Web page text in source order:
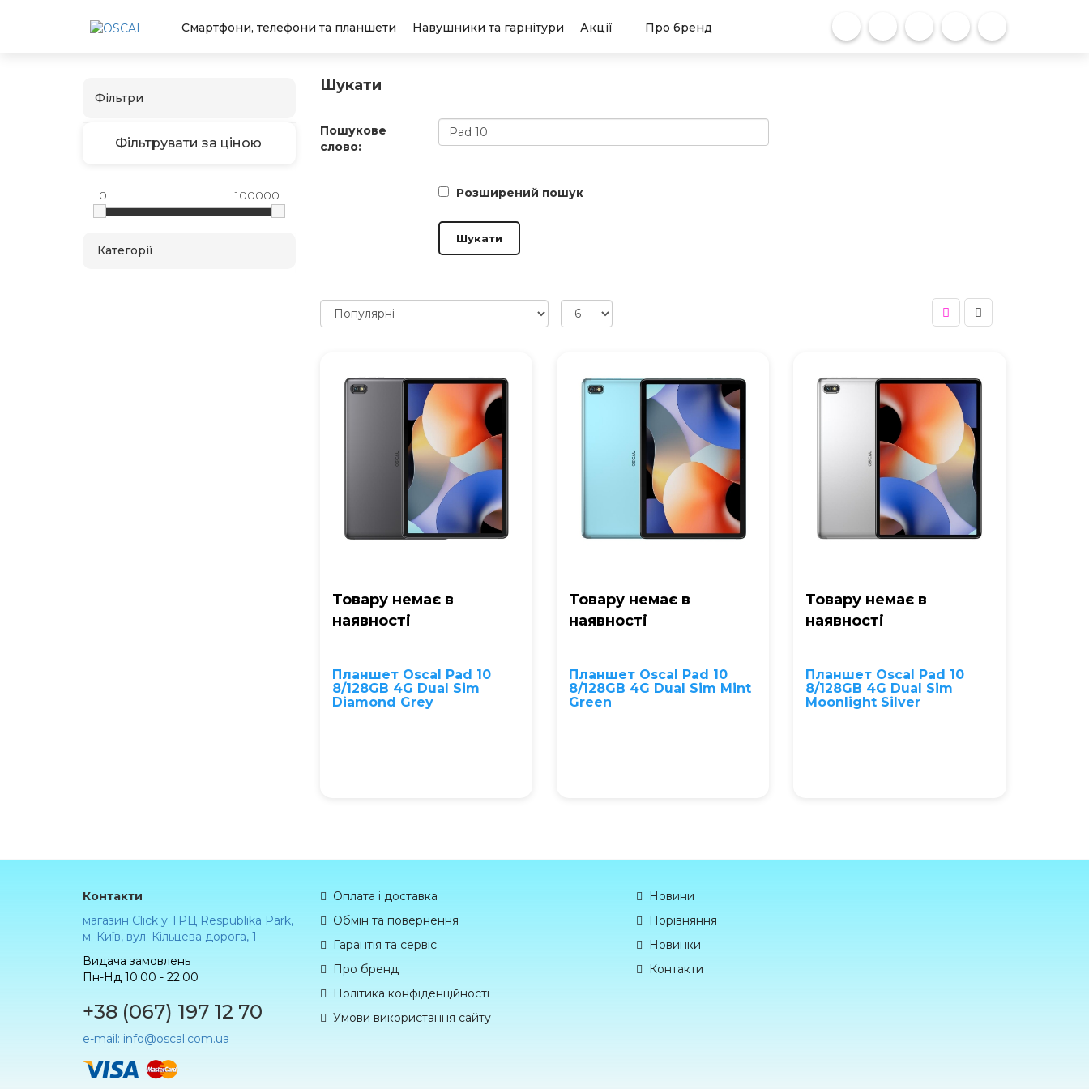
Смартфони, телефони та планшети Навушники та гарнітури Акції Про бренд
Фільтри
Фільтрувати за ціною
0 100000
Категорії
Шукати
Пошукове
слово:
Розширений пошук
Шукати
Товару немає в
наявностi
Планшет Oscal Pad 10
8/128GB 4G Dual Sim
Diamond Grey
Товару немає в
наявностi
Планшет Oscal Pad 10
8/128GB 4G Dual Sim Mint
Green
Товару немає в
наявностi
Планшет Oscal Pad 10
8/128GB 4G Dual Sim
Moonlight Silver
Контакти
магазин Click у ТРЦ Respublika Park,
м. Київ, вул. Кільцева дорога, 1
Видача замовлень
Пн-Нд 10:00 - 22:00
+38 (067) 197 12 70
e-mail: info@oscal.com.ua
Оплата і доставка
Обмін та повернення
Гарантія та сервіс
Про бренд
Політика конфіденційності
Умови використання сайту
Новини
Порівняння
Новинки
Контакти